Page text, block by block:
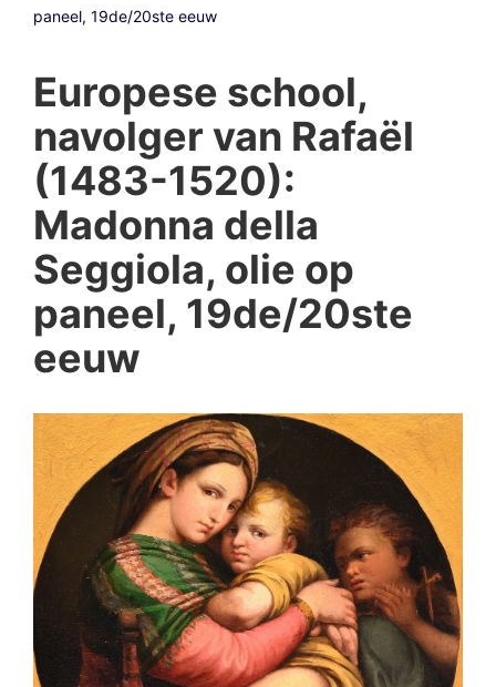
paneel, 19de/20ste eeuw
Europese school,
navolger van Rafaël
(1483-1520):
Madonna della
Seggiola, olie op
paneel, 19de/20ste
eeuw